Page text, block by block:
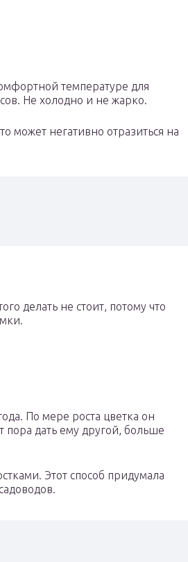
температуре для
Не холодно и не жарко.
может негативно отразиться на
делать не стоит, потому что
По мере роста цветка он
дать ему другой, больше
Этот способ придумала